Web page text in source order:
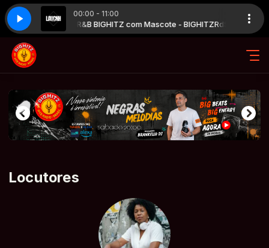
00:00 - 11:00
RdShow Launch R&B BIGHITZ com Mascote - BIGHITZRdShow
Caron Wheeler - Living in The Light Caron Wheeler - Living
Locutores